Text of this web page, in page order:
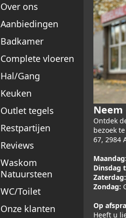
Over ons
Aanbiedingen
Badkamer
Complete vloeren
Hal/Gang
Keuken
Outlet tegels
Restpartijen
Reviews
Waskom
Natuursteen
WC/Toilet
Onze klanten
Ontdek
bezoek
67, 2984
Dinsdag
Zaterdag:
Zondag:
Op
Heeft u